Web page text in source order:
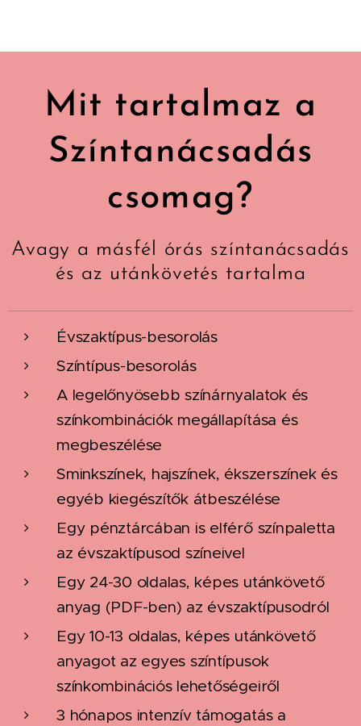
Mit tartalmaz a
Színtanácsadás
csomag?
Avagy a másfél órás színtanácsadás
és az utánkövetés tartalma
Évszaktípus-besorolás
Színtípus-besorolás
A legelőnyösebb színárnyalatok és
színkombinációk megállapítása és
megbeszélése
Sminkszínek, hajszínek, ékszerszínek és
egyéb kiegészítők átbeszélése
Egy pénztárcában is elférő színpaletta
az évszaktípusod színeivel
Egy 24-30 oldalas, képes utánkövető
anyag (PDF-ben) az évszaktípusodról
Egy 10-13 oldalas, képes utánkövető
anyagot az egyes színtípusok
színkombinációs lehetőségeiről
3 hónapos intenzív támogatás a